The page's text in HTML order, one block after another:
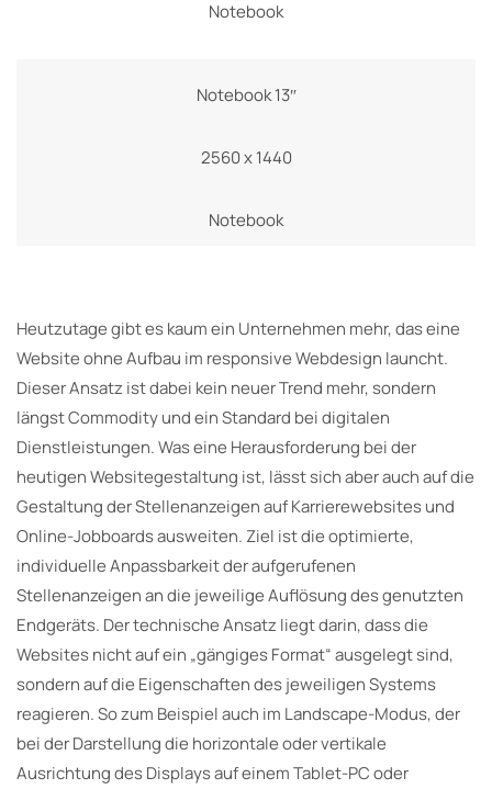
Notebook
Notebook 13″
2560 x 1440
Notebook
Heutzutage gibt es kaum ein Unternehmen mehr, das eine
Website ohne Aufbau im responsive Webdesign launcht.
Dieser Ansatz ist dabei kein neuer Trend mehr, sondern
längst Commodity und ein Standard bei digitalen
Dienstleistungen. Was eine Herausforderung bei der
heutigen Websitegestaltung ist, lässt sich aber auch auf die
Gestaltung der Stellenanzeigen auf Karrierewebsites und
Online-Jobboards ausweiten. Ziel ist die optimierte,
individuelle Anpassbarkeit der aufgerufenen
Stellenanzeigen an die jeweilige Auflösung des genutzten
Endgeräts. Der technische Ansatz liegt darin, dass die
Websites nicht auf ein „gängiges Format“ ausgelegt sind,
sondern auf die Eigenschaften des jeweiligen Systems
reagieren. So zum Beispiel auch im Landscape-Modus, der
bei der Darstellung die horizontale oder vertikale
Ausrichtung des Displays auf einem Tablet-PC oder